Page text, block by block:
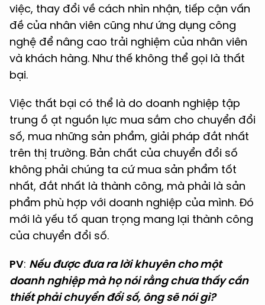
việc, thay đổi về cách nhìn nhận, tiếp cận vấn
đề của nhân viên cũng như ứng dụng công
nghệ để nâng cao trải nghiệm của nhân viên
và khách hàng. Như thế không thể gọi là thất
bại.
Việc thất bại có thể là do doanh nghiệp tập
trung ồ ạt nguồn lực mua sắm cho chuyển đổi
số, mua những sản phẩm, giải pháp đắt nhất
trên thị trường. Bản chất của chuyển đổi số
không phải chúng ta cứ mua sản phẩm tốt
nhất, đắt nhất là thành công, mà phải là sản
phẩm phù hợp với doanh nghiệp của mình. Đó
mới là yếu tố quan trọng mang lại thành công
của chuyển đổi số.
PV: Nếu được đưa ra lời khuyên cho một
doanh nghiệp mà họ nói rằng chưa thấy cần
thiết phải chuyển đổi số, ông sẽ nói gì?